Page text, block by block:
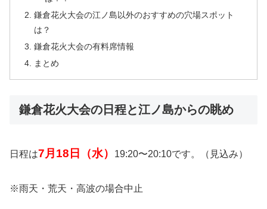
鎌倉花火大会の江ノ島以外のおすすめの穴場スポット
は？
鎌倉花火大会の有料席情報
まとめ
鎌倉花火大会の日程と江ノ島からの眺め
日程は7月18日（水） 19:20〜20:10です。（見込み）
※雨天・荒天・高波の場合中止